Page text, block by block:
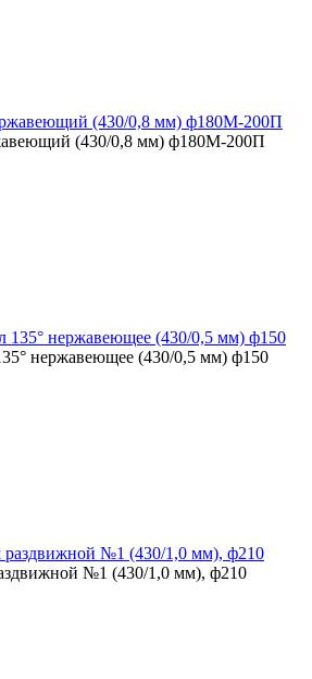
(430/0,8 мм) ф180М-200П
нержавеющее (430/0,5 мм) ф150
№1 (430/1,0 мм), ф210